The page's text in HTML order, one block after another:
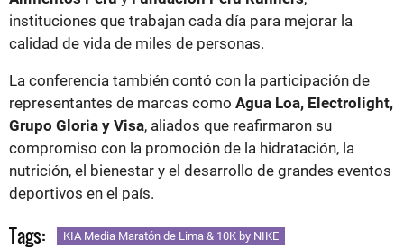
instituciones que trabajan cada día para mejorar la
calidad de vida de miles de personas.
La conferencia también contó con la participación de
representantes de marcas como Agua Loa, Electrolight,
Grupo Gloria y Visa, aliados que reafirmaron su
compromiso con la promoción de la hidratación, la
nutrición, el bienestar y el desarrollo de grandes eventos
deportivos en el país.
Tags: KIA Media Maratón de Lima & 10K by NIKE